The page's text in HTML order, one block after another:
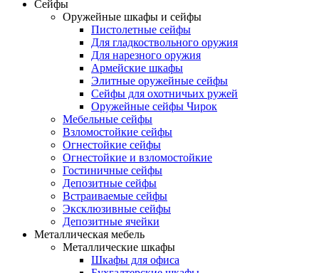
Сейфы
Оружейные шкафы и сейфы
Пистолетные сейфы
Для гладкоствольного оружия
Для нарезного оружия
Армейские шкафы
Элитные оружейные сейфы
Сейфы для охотничьих ружей
Оружейные сейфы Чирок
Мебельные сейфы
Взломостойкие сейфы
Огнестойкие сейфы
Огнестойкие и взломостойкие
Гостиничные сейфы
Депозитные сейфы
Встраиваемые сейфы
Эксклюзивные сейфы
Депозитные ячейки
Металлическая мебель
Металлические шкафы
Шкафы для офиса